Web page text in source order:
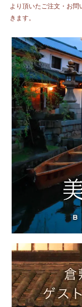
より頂いたご注文・お
きます。